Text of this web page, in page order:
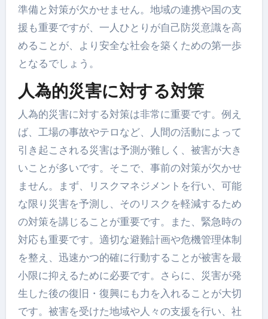
準備と対策が欠かせません。地域の連携や国の支
援も重要ですが、一人ひとりが自己防災意識を高
めることが、より安全な社会を築くための第一歩
となるでしょう。
人為的災害に対する対策
人為的災害に対する対策は非常に重要です。例え
ば、工場の事故やテロなど、人間の活動によって
引き起こされる災害は予測が難しく、被害が大き
いことが多いです。そこで、事前の対策が欠かせ
ません。まず、リスクマネジメントを行い、可能
な限り災害を予測し、そのリスクを軽減するため
の対策を講じることが重要です。また、緊急時の
対応も重要です。適切な避難計画や危機管理体制
を整え、迅速かつ的確に行動することが被害を最
小限に抑えるために必要です。さらに、災害が発
生した後の復旧・復興にも力を入れることが大切
です。被害を受けた地域や人々の支援を行い、社